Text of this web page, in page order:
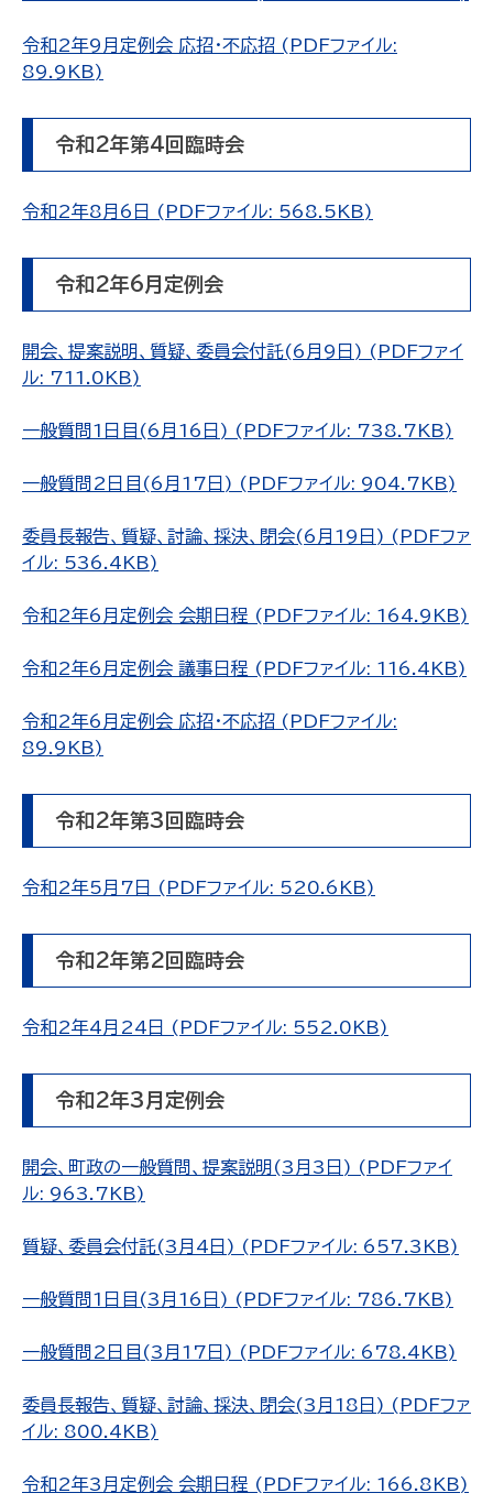
令和2年9月定例会 応招・不応招 (PDFファイル:
89.9KB)
令和2年第4回臨時会
令和2年8月6日 (PDFファイル: 568.5KB)
令和2年6月定例会
開会、提案説明、質疑、委員会付託(6月9日) (PDFファイ
ル: 711.0KB)
一般質問1日目(6月16日) (PDFファイル: 738.7KB)
一般質問2日目(6月17日) (PDFファイル: 904.7KB)
委員長報告、質疑、討論、採決、閉会(6月19日) (PDFファ
イル: 536.4KB)
令和2年6月定例会 会期日程 (PDFファイル: 164.9KB)
令和2年6月定例会 議事日程 (PDFファイル: 116.4KB)
令和2年6月定例会 応招・不応招 (PDFファイル:
89.9KB)
令和2年第3回臨時会
令和2年5月7日 (PDFファイル: 520.6KB)
令和2年第2回臨時会
令和2年4月24日 (PDFファイル: 552.0KB)
令和2年3月定例会
開会、町政の一般質問、提案説明(3月3日) (PDFファイ
ル: 963.7KB)
質疑、委員会付託(3月4日) (PDFファイル: 657.3KB)
一般質問1日目(3月16日) (PDFファイル: 786.7KB)
一般質問2日目(3月17日) (PDFファイル: 678.4KB)
委員長報告、質疑、討論、採決、閉会(3月18日) (PDFファ
イル: 800.4KB)
令和2年3月定例会 会期日程 (PDFファイル: 166.8KB)